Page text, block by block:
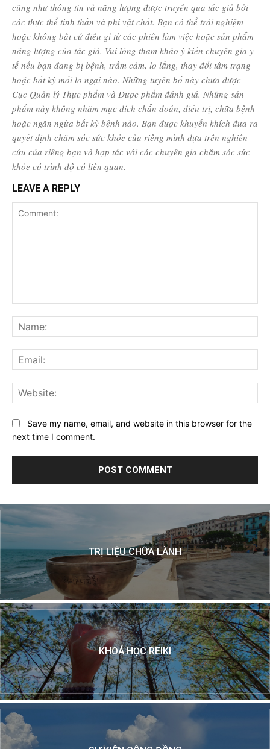
cũng như thông tin và năng lượng được truyền qua tác giả bởi
các thực thể tinh thần và phi vật chất. Bạn có thể trải nghiệm
hoặc không bất cứ điều gì từ các phiên làm việc hoặc sản phẩm
năng lượng của tác giả. Vui lòng tham khảo ý kiến ​​chuyên gia y
tế nếu bạn đang bị bệnh, trầm cảm, lo lắng, thay đổi tâm trạng
hoặc bất kỳ mối lo ngại nào. Những tuyên bố này chưa được
Cục Quản lý Thực phẩm và Dược phẩm đánh giá. Những sản
phẩm này không nhằm mục đích chẩn đoán, điều trị, chữa bệnh
hoặc ngăn ngừa bất kỳ bệnh nào. Bạn được khuyến khích đưa ra
quyết định chăm sóc sức khỏe của riêng mình dựa trên nghiên
cứu của riêng bạn và hợp tác với các chuyên gia chăm sóc sức
khỏe có trình độ có liên quan.
LEAVE A REPLY
Save my name, email, and website in this browser for the
next time I comment.
TRỊ LIỆU CHỮA LÀNH
KHOÁ HỌC REIKI